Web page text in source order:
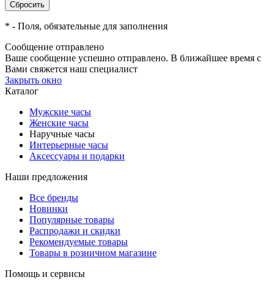
* - Поля, обязательные для заполнения
Сообщение отправлено
Ваше сообщение успешно отправлено. В ближайшее время с
Вами свяжется наш специалист
Закрыть окно
Каталог
Мужские часы
Женские часы
Наручные часы
Интерьерные часы
Аксессуары и подарки
Наши предложения
Все бренды
Новинки
Популярные товары
Распродажи и скидки
Рекомендуемые товары
Товары в розничном магазине
Помощь и сервисы